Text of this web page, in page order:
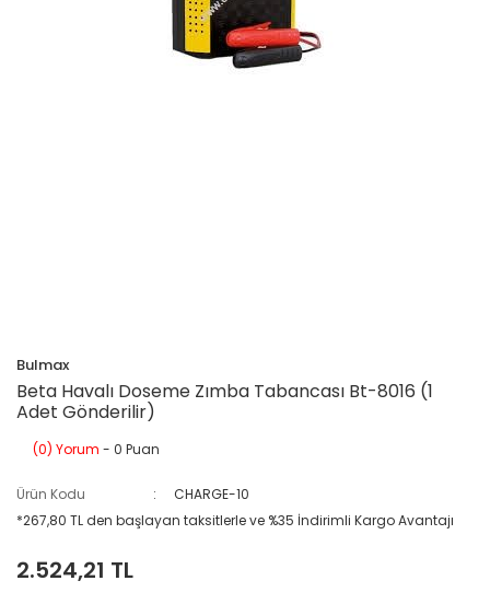
Bulmax
Beta Havalı Doseme Zımba Tabancası Bt-8016 (1
Adet Gönderilir)
(0) Yorum - 0 Puan
Ürün Kodu
CHARGE-10
*267,80 TL den başlayan taksitlerle ve %35 İndirimli Kargo Avantajı
2.524,21 TL